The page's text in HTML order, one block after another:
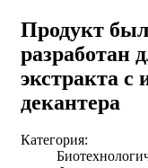
Продукт
разработан
экстракта с
декантера
Категория: